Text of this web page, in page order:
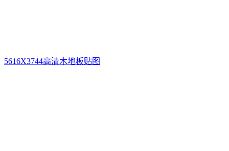
5616X3744高清木地板贴图